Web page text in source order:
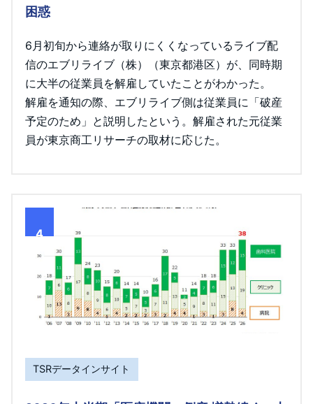
困惑
6月初旬から連絡が取りにくくなっているライブ配
信のエブリライブ（株）（東京都港区）が、同時期
に大半の従業員を解雇していたことがわかった。
解雇を通知の際、エブリライブ側は従業員に「破産
予定のため」と説明したという。解雇された元従業
員が東京商工リサーチの取材に応じた。
4
TSRデータインサイト